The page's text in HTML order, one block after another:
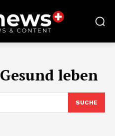
Gesund leben
SUCHE